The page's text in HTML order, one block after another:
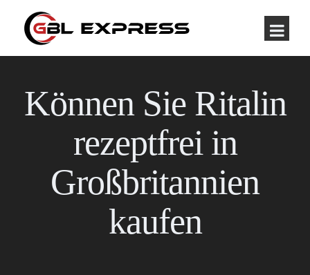
Können Sie Ritalin
rezeptfrei in
Großbritannien
kaufen